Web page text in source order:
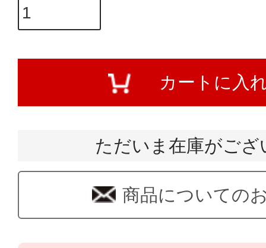
カートに入
ただいま在庫がござ
商品についての